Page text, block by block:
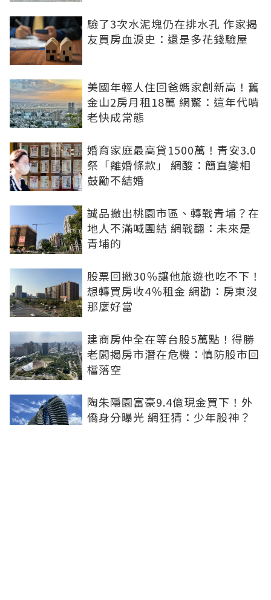
驗了3次水泥塊仍在排水孔 作家揭
友買房血淚史：還是多花錢驗屋
美國年輕人住回爸媽家創新高！舊
金山2房月租18萬 網驚：這年代啃
老快成常態
婚育家庭最高貸1500萬！青安3.0
祭「離婚條款」 網酸：簡直變相
鼓勵不結婚
誠品撤出桃園市區、轉戰青埔？在
地人不滿喊團結 網戰翻：未來是
青埔的
股票回撤30％讓他旅遊也吃不下！
想轉買房收4％租金 網勸：房東沒
那麼好當
建商房仲全在等台股5萬點！得勝
老闆揭房市潛在危機：慎防股市回
檔落空
陶朱隱園富豪9.4億現金買下！外
僑身分曝光 網狂猜：少年股神？